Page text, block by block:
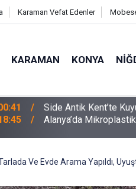
Karaman Vefat Edenler
KARAMAN KONYA
Alanya’da
Ve Evde Arama Yapıldı,